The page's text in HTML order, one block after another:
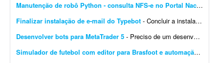
Manutenção de robô Python - consulta NFS-e no Portal Nacional
Finalizar instalação de e-mail do Typebot - Concluir a instalação de e-mail do Typebot. Configurar SMTP, validar o envio de mensagens e integrar a funcionalidade com a instância atual. Entregar documentação ...
Desenvolver bots para MetaTrader 5 - Preciso de um desenvolvedor para criar um bot para operar day trade na B3. O robô deve ser desenvolvido para MetaTrader 5. Por favor, apresente exemplos de bots já desenvolvidos, bem ...
Simulador de futebol com editor para Brasfoot e automação-